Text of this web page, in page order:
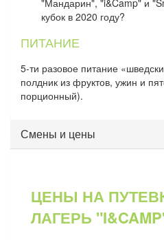
кубок в 2020 году?
ПИТАНИЕ
5-ти разовое питание
полдник из фруктов, ужин и
порционный).
Смены и цены
ЦЕНЫ НА
ЛАГЕРЬ